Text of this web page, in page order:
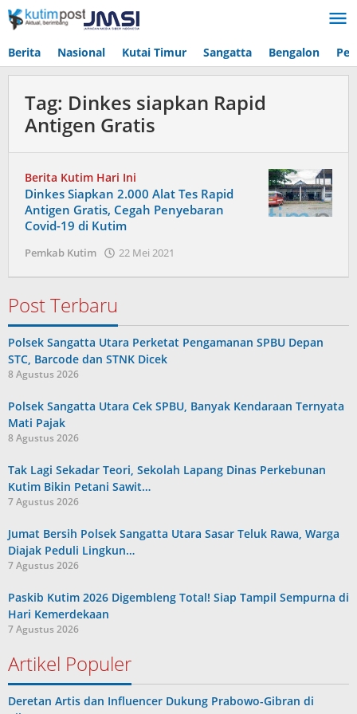
Lewati
ke
Berita Nasional Kutai Timur Sangatta Bengalon
Tag: Dinkes siapkan Rapid
Antigen Gratis
Berita Kutim Hari Ini
Dinkes Siapkan 2.000 Alat Tes Rapid
Antigen Gratis, Cegah Penyebaran
Covid-19 di Kutim
Pemkab Kutim 22 Mei 2021
Post Terbaru
Polsek Sangatta Utara Perketat Pengamanan SPBU Depan
STC, Barcode dan STNK Dicek
8 Agustus 2026
Polsek Sangatta Utara Cek SPBU, Banyak Kendaraan Ternyata
Mati Pajak
8 Agustus 2026
Tak Lagi Sekadar Teori, Sekolah Lapang Dinas Perkebunan
Kutim Bikin Petani Sawit…
7 Agustus 2026
Jumat Bersih Polsek Sangatta Utara Sasar Teluk Rawa, Warga
Diajak Peduli Lingkun…
7 Agustus 2026
Paskib Kutim 2026 Digembleng Total! Siap Tampil Sempurna di
Hari Kemerdekaan
7 Agustus 2026
Artikel Populer
Deretan Artis dan Influencer Dukung Prabowo-Gibran di